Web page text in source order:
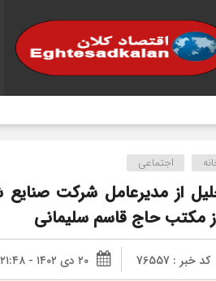
اجتماعی
از مدیرعامل شرکت صنایع
مکتب حاج قاسم سلیمانی
کد خبر : 76557 ۲۰ دی ۱۴۰۲ - ۲۱:۴۸